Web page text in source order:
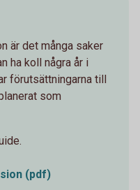
är det många saker
ha koll några år i
förutsättningarna till
som
(pdf)